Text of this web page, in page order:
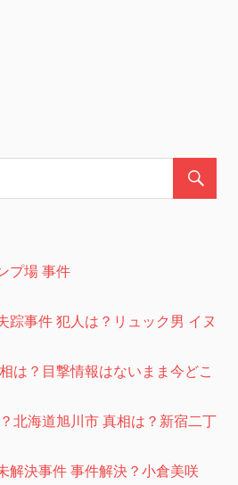
プ場 事件
踪事件 犯人は？リュック男 イヌ
は？目撃情報はないまま今どこ
北海道旭川市 真相は？新宿二丁
解決事件 事件解決？小倉美咲